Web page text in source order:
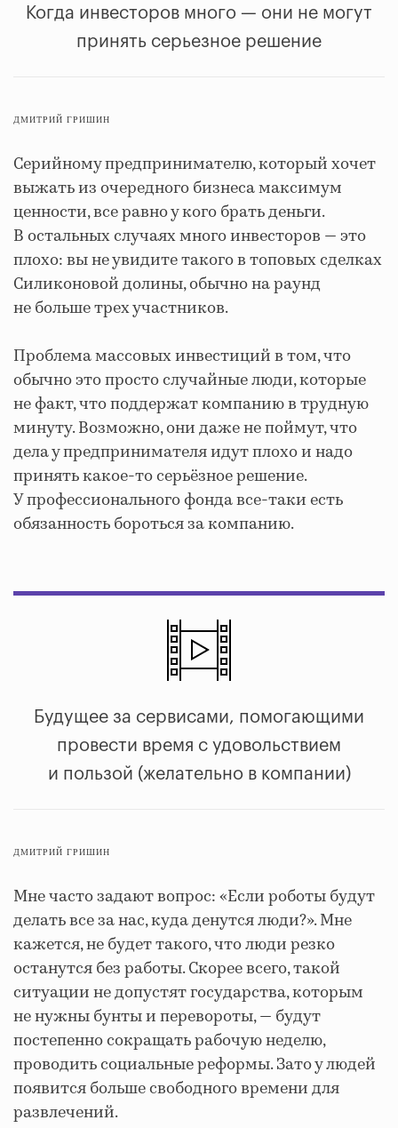
Когда инвесторов много — они не могут
принять серьезное решение
ДМИТРИЙ ГРИШИН
Серийному предпринимателю, который хочет
выжать из очередного бизнеса максимум
ценности, все равно у кого брать деньги.
В остальных случаях много инвесторов — это
плохо: вы не увидите такого в топовых сделках
Силиконовой долины, обычно на раунд
не больше трех участников.
Проблема массовых инвестиций в том, что
обычно это просто случайные люди, которые
не факт, что поддержат компанию в трудную
минуту. Возможно, они даже не поймут, что
дела у предпринимателя идут плохо и надо
принять какое-то серьёзное решение.
У профессионального фонда все-таки есть
обязанность бороться за компанию.
Будущее за сервисами, помогающими
провести время с удовольствием
и пользой (желательно в компании)
ДМИТРИЙ ГРИШИН
Мне часто задают вопрос: «Если роботы будут
делать все за нас, куда денутся люди?». Мне
кажется, не будет такого, что люди резко
останутся без работы. Скорее всего, такой
ситуации не допустят государства, которым
не нужны бунты и перевороты, — будут
постепенно сокращать рабочую неделю,
проводить социальные реформы. Зато у людей
появится больше свободного времени для
развлечений.